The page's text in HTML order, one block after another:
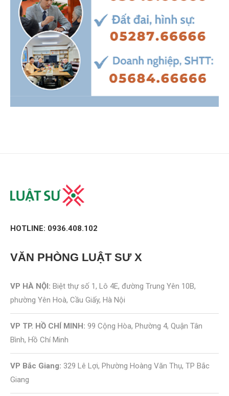
HOTLINE: 0936.408.102
VĂN PHÒNG LUẬT SƯ X
VP HÀ NỘI: Biệt thự số 1, Lô 4E, đường Trung Yên 10B,
phường Yên Hoà, Cầu Giấy, Hà Nội
VP TP. HỒ CHÍ MINH: 99 Cộng Hòa, Phường 4, Quận Tân
Bình, Hồ Chí Minh
VP Bắc Giang: 329 Lê Lợi, Phường Hoàng Văn Thụ, TP Bắc
Giang